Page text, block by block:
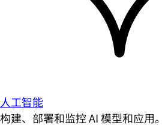
人工智能
构建、部署和监控 AI 模型和应用。